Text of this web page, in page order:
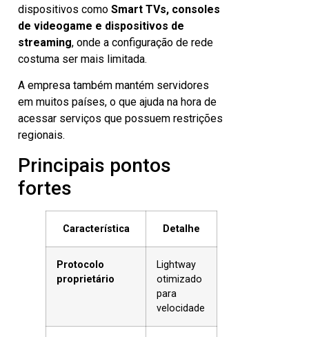
dispositivos como Smart TVs, consoles
de videogame e dispositivos de
streaming, onde a configuração de rede
costuma ser mais limitada.
A empresa também mantém servidores
em muitos países, o que ajuda na hora de
acessar serviços que possuem restrições
regionais.
Principais pontos
fortes
Característica Detalhe
Protocolo
proprietário
Lightway
otimizado
para
velocidade